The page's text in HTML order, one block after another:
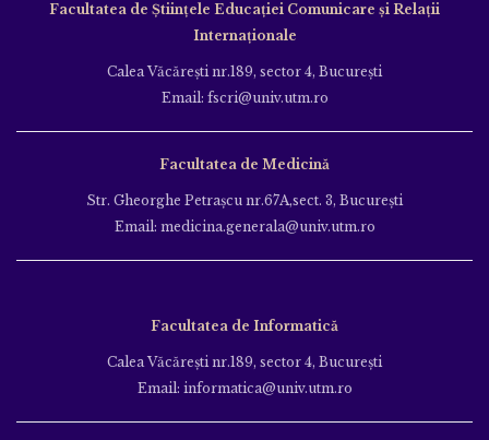
Facultatea de Ştiinţele Educației Comunicare și Relații
Internaționale
Calea Văcăreşti nr.189, sector 4, Bucureşti
Email: fscri@univ.utm.ro
Facultatea de Medicină
Str. Gheorghe Petraşcu nr.67A,sect. 3, Bucureşti
Email: medicina.generala@univ.utm.ro
Facultatea de Informatică
Calea Văcăreşti nr.189, sector 4, Bucureşti
Email: informatica@univ.utm.ro